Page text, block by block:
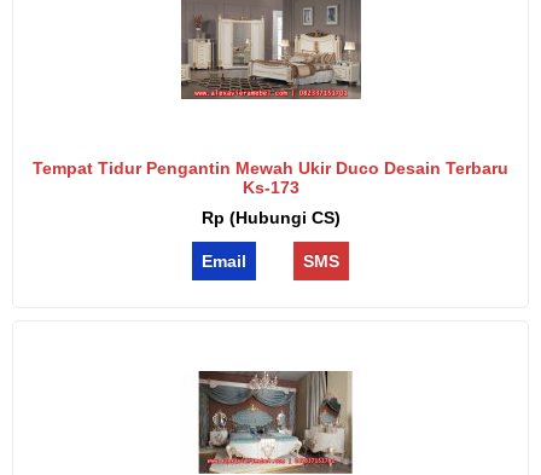
Tempat Tidur Pengantin Mewah Ukir Duco Desain Terbaru
Ks-173
Rp (Hubungi CS)
Email SMS